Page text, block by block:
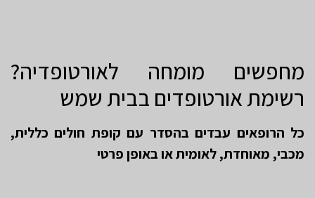
מחפשים מומחה לאורטופדיה?
רשימת אורטופדים בבית שמש
כל הרופאים עבדים בהסדר עם קופת חולים כללית,
מכבי, מאוחדת, לאומית או באופן פרטי